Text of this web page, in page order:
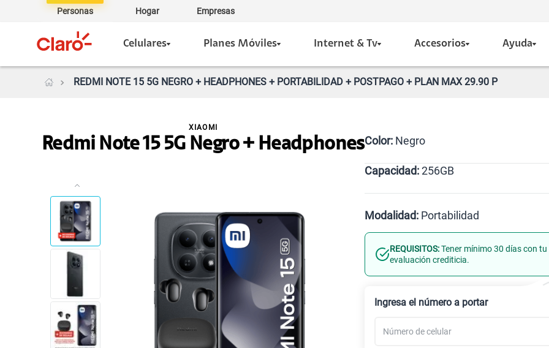
Personas Hogar Empresas
Celulares Planes Móviles Internet & Tv Accesorios Ayuda
REDMI NOTE 15 5G NEGRO + HEADPHONES + PORTABILIDAD + POSTPAGO + PLAN MAX 29.90 P
Redmi Note 15 5G Negro + Headphones
XIAOMI
Color: Negro
Negro
Capacidad:256GB
Modalidad:Portabilidad
Línea Nueva Portabilidad
REQUISITOS: Tener mínimo 30 días con
evaluación crediticia.
Ingresa el número a portar